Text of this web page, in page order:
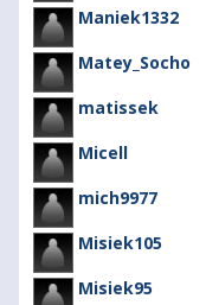
Maniek1332
Matey_Socho
matissek
Micell
mich9977
Misiek105
Misiek95